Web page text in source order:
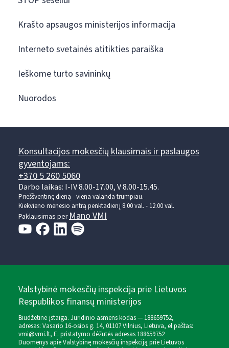
Krašto apsaugos ministerijos informacija
Interneto svetainės atitikties paraiška
Ieškome turto savininkų
Nuorodos
Konsultacijos mokesčių klausimais ir paslaugos
gyventojams:
+370 5 260 5060
Darbo laikas: I-IV 8.00-17.00, V 8.00-15.45.
Prieššventinę dieną - viena valanda trumpiau.
Kiekvieno mėnesio antrą penktadienį 8.00 val. - 12.00 val.
Paklausimas perMano VMI
Valstybinė mokesčių inspekcija prie Lietuvos
Respublikos finansų ministerijos
Biudžetinė įstaiga. Juridinio asmens kodas — 188659752,
adresas: Vasario 16-osios g. 14, 01107 Vilnius, Lietuva, el.paštas:
vmi@vmi.lt, E. pristatymo dėžutės adresas 188659752
Duomenys apie Valstybinę mokesčių inspekciją prie Lietuvos